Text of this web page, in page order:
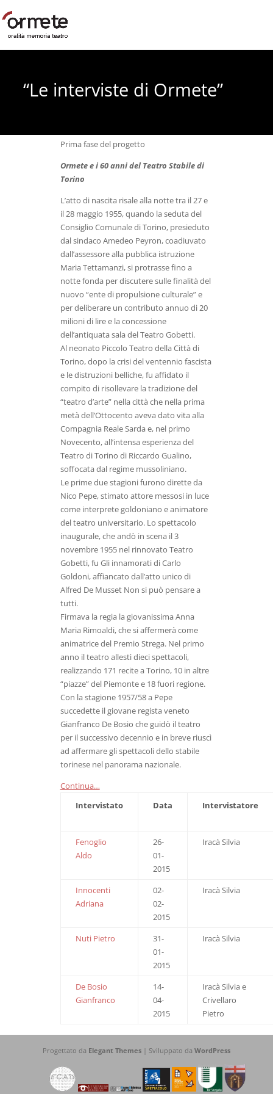
“Le interviste di Ormete”
Prima fase del progetto
Ormete e i 60 anni del Teatro Stabile di
Torino
L’atto di nascita risale alla notte tra il 27 e
il 28 maggio 1955, quando la seduta del
Consiglio Comunale di Torino, presieduto
dal sindaco Amedeo Peyron, coadiuvato
dall’assessore alla pubblica istruzione
Maria Tettamanzi, si protrasse fino a
notte fonda per discutere sulle finalità del
nuovo “ente di propulsione culturale” e
per deliberare un contributo annuo di 20
milioni di lire e la concessione
dell’antiquata sala del Teatro Gobetti.
Al neonato Piccolo Teatro della Città di
Torino, dopo la crisi del ventennio fascista
e le distruzioni belliche, fu affidato il
compito di risollevare la tradizione del
“teatro d’arte” nella città che nella prima
metà dell’Ottocento aveva dato vita alla
Compagnia Reale Sarda e, nel primo
Novecento, all’intensa esperienza del
Teatro di Torino di Riccardo Gualino,
soffocata dal regime mussoliniano.
Le prime due stagioni furono dirette da
Nico Pepe, stimato attore messosi in luce
come interprete goldoniano e animatore
del teatro universitario. Lo spettacolo
inaugurale, che andò in scena il 3
novembre 1955 nel rinnovato Teatro
Gobetti, fu Gli innamorati di Carlo
Goldoni, affiancato dall’atto unico di
Alfred De Musset Non si può pensare a
tutti.
Firmava la regia la giovanissima Anna
Maria Rimoaldi, che si affermerà come
animatrice del Premio Strega. Nel primo
anno il teatro allestì dieci spettacoli,
realizzando 171 recite a Torino, 10 in altre
“piazze” del Piemonte e 18 fuori regione.
Con la stagione 1957/58 a Pepe
succedette il giovane regista veneto
Gianfranco De Bosio che guidò il teatro
per il successivo decennio e in breve riuscì
ad affermare gli spettacoli dello stabile
torinese nel panorama nazionale.
Continua…
Intervistato
Data Intervistatore
Fenoglio
Aldo
26-
01-
2015
Iracà Silvia
Innocenti
Adriana
02-
02-
2015
Iracà Silvia
Nuti Pietro
31-
01-
2015
Iracà Silvia
De Bosio
Gianfranco
14-
04-
2015
Iracà Silvia e
Crivellaro
Pietro
Progettato da Elegant Themes| Sviluppato da WordPress